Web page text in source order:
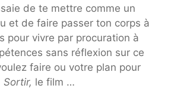
de te mettre comme un
et de faire passer ton corps à
pour vivre par procuration à
sans réflexion sur ce
faire ou votre plan pour
Sortir, le film …